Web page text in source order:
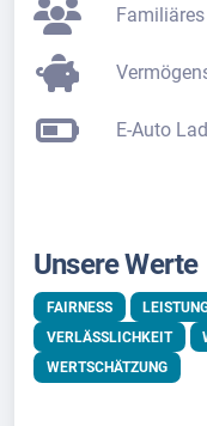
E-Auto
Unsere Werte
FAIRNESS
VERLÄSSLICHKEIT
WERTSCHÄTZUNG